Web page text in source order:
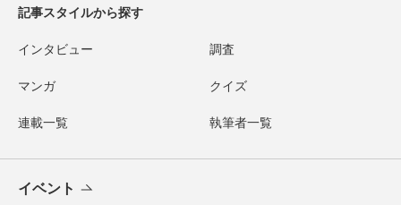
記事スタイルから探す
インタビュー 調査
マンガ クイズ
連載一覧 執筆者一覧
イベント